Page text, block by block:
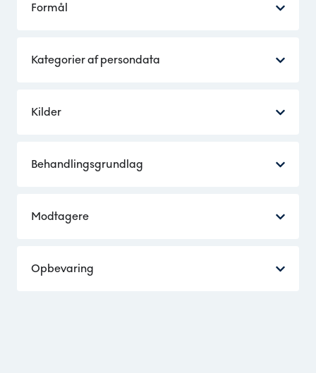
Formål
Kategorier af persondata
Kilder
Behandlingsgrundlag
Modtagere
Opbevaring